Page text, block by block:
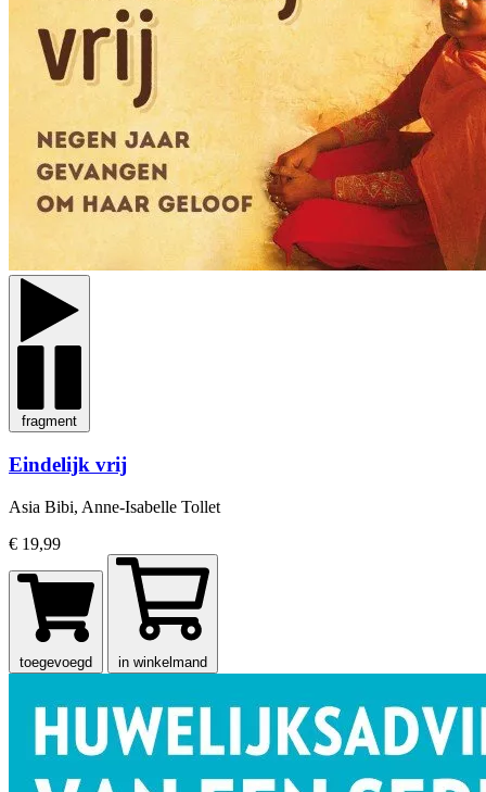
fragment
Eindelijk vrij
Asia Bibi, Anne-Isabelle Tollet
€ 19,99
toegevoegd in winkelmand